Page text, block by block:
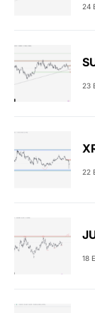
24
23
22
18